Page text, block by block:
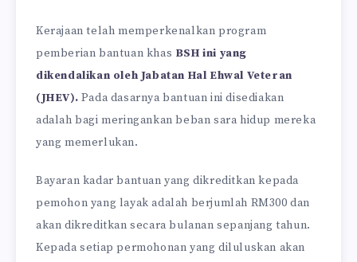
Kerajaan telah memperkenalkan program
pemberian bantuan khas BSH ini yang
dikendalikan oleh Jabatan Hal Ehwal Veteran
(JHEV). Pada dasarnya bantuan ini disediakan
adalah bagi meringankan beban sara hidup mereka
yang memerlukan.
Bayaran kadar bantuan yang dikreditkan kepada
pemohon yang layak adalah berjumlah RM300 dan
akan dikreditkan secara bulanan sepanjang tahun.
Kepada setiap permohonan yang diluluskan akan